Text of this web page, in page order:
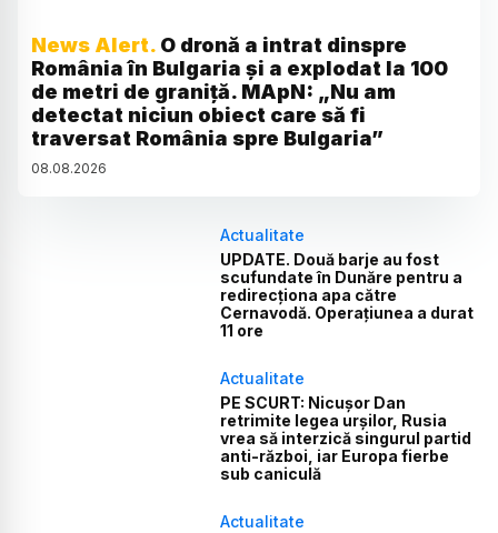
News Alert. O dronă a intrat dinspre
România în Bulgaria și a explodat la 100
de metri de graniță. MApN: „Nu am
detectat niciun obiect care să fi
traversat România spre Bulgaria”
08.08.2026
Actualitate
UPDATE. Două barje au fost
scufundate în Dunăre pentru a
redirecționa apa către
Cernavodă. Operațiunea a durat
11 ore
Actualitate
PE SCURT: Nicușor Dan
retrimite legea urșilor, Rusia
vrea să interzică singurul partid
anti-război, iar Europa fierbe
sub caniculă
Actualitate